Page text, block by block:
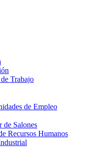
Trabajo
de Empleo
de Salones
Recursos Humanos